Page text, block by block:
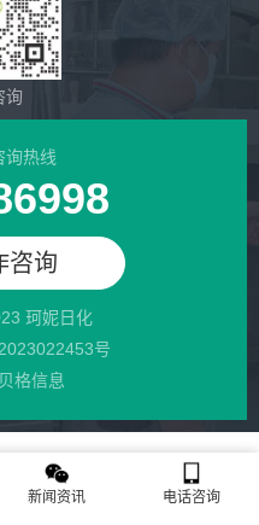
询
询热线
咨询
珂妮日化
号
格信息
新闻资讯 电话咨询